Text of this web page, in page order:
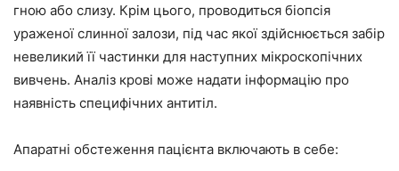
гною або слизу. Крім цього, проводиться біопсія
ураженої слинної залози, під час якої здійснюється забір
невеликий її частинки для наступних мікроскопічних
вивчень. Аналіз крові може надати інформацію про
наявність специфічних антитіл.
Апаратні обстеження пацієнта включають в себе: